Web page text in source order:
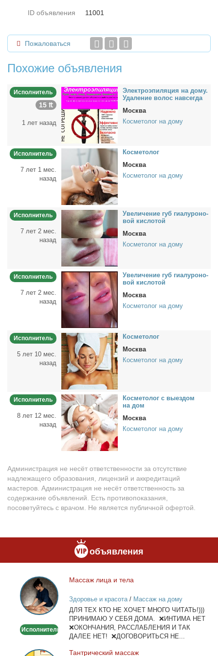
ID объявления 11001
Пожаловаться
Похожие объявления
Исполнитель
15 ₶
1 лет назад
Элек­тро­эпи­ля­ция на до­му.
Уда­ле­ние во­лос на­все­гда
Москва
Косметолог на дому
Исполнитель
7 лет 1 мес.
назад
Кос­ме­то­лог
Москва
Косметолог на дому
Исполнитель
7 лет 2 мес.
назад
Уве­ли­че­ние губ ги­а­лу­ро­но­
вой кис­ло­той
Москва
Косметолог на дому
Исполнитель
7 лет 2 мес.
назад
Уве­ли­че­ние губ ги­а­лу­ро­но­
вой кис­ло­той
Москва
Косметолог на дому
Исполнитель
5 лет 10 мес.
назад
Кос­ме­то­лог
Москва
Косметолог на дому
Исполнитель
8 лет 12 мес.
назад
Кос­ме­то­лог с вы­ез­дом
на дом
Москва
Косметолог на дому
Администрация не несёт ответственности за отсутствие
надлежащего образования, лицензий и аккредитаций
мастеров. Администрация не несёт ответственность за
содержание объявлений. Есть противопоказания,
посоветуйтесь с врачом. Не является публичной офертой.
объявления
Массаж
лица
и
тела
Исполнитель
Мас­саж ли­ца и те­ла
Здоровье и красота/ Массаж на дому
ДЛЯ ТЕХ КТО НЕ ХОЧЕТ МНОГО ЧИТАТЬ!)))
ПРИНИМАЮ У СЕБЯ ДОМА. ❌ИНТИМА НЕТ
❌ОКОНЧАНИЯ, РАССЛАБЛЕНИЯ И ТАК
ДАЛЕЕ НЕТ! ❌ДОГОВОРИТЬСЯ НЕ...
Тан­три­че­ский мас­саж